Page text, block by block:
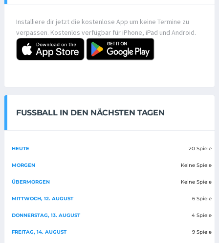
Installiere dir jetzt die kostenlose App um keine Termine zu
verpassen. Kostenlos verfügbar für iPhone, iPad und Android.
FUSSBALL IN DEN NÄCHSTEN TAGEN
HEUTE 20 Spiele
MORGEN Keine Spiele
ÜBERMORGEN Keine Spiele
MITTWOCH, 12. AUGUST 6 Spiele
DONNERSTAG, 13. AUGUST 4 Spiele
FREITAG, 14. AUGUST 9 Spiele